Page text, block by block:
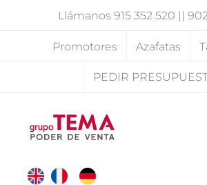
Llámanos 915 352 520 ||
Promotores Azafatas
PEDIR